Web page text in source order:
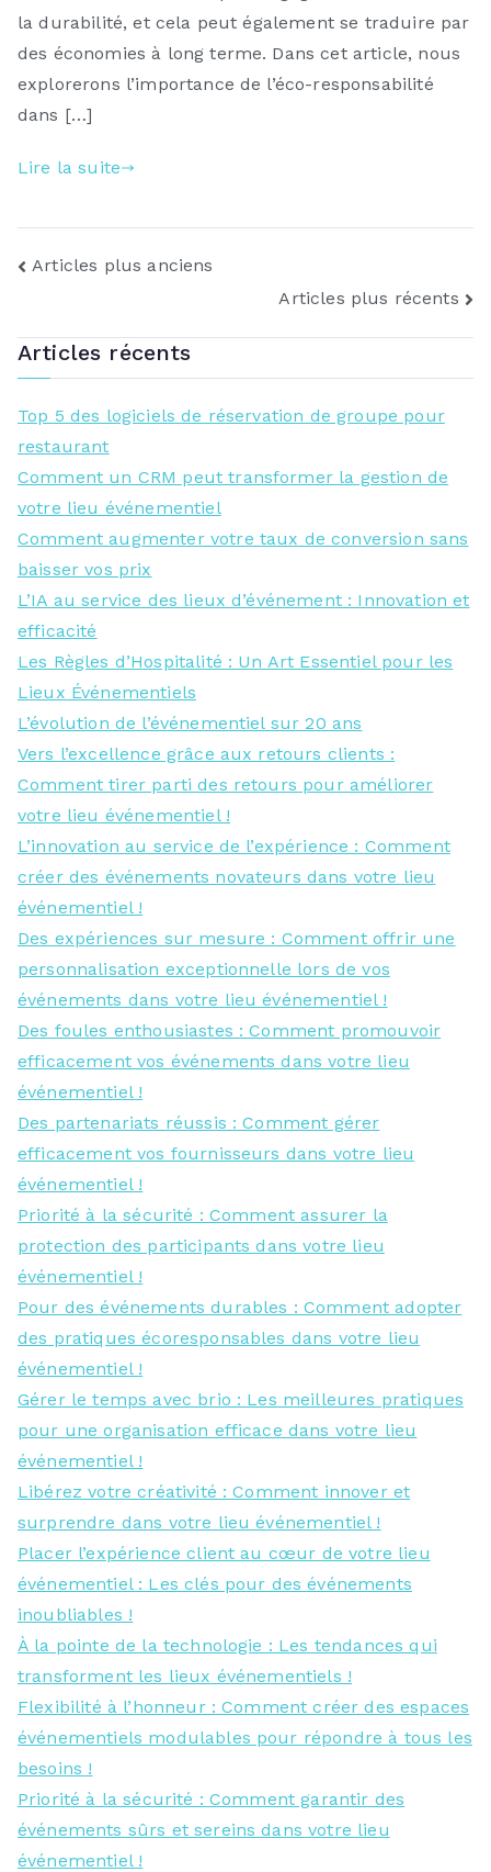
la durabilité, et cela peut également se traduire par
des économies à long terme. Dans cet article, nous
explorerons l’importance de l’éco-responsabilité
dans […]
Lire la suite
Navigation
articles
Articles plus anciens
Articles plus récents
Articles récents
Top 5 des logiciels de réservation de groupe pour
restaurant
Comment un CRM peut transformer la gestion de
votre lieu événementiel
Comment augmenter votre taux de conversion sans
baisser vos prix
L’IA au service des lieux d’événement : Innovation et
efficacité
Les Règles d’Hospitalité : Un Art Essentiel pour les
Lieux Événementiels
L’évolution de l’événementiel sur 20 ans
Vers l’excellence grâce aux retours clients :
Comment tirer parti des retours pour améliorer
votre lieu événementiel !
L’innovation au service de l’expérience : Comment
créer des événements novateurs dans votre lieu
événementiel !
Des expériences sur mesure : Comment offrir une
personnalisation exceptionnelle lors de vos
événements dans votre lieu événementiel !
Des foules enthousiastes : Comment promouvoir
efficacement vos événements dans votre lieu
événementiel !
Des partenariats réussis : Comment gérer
efficacement vos fournisseurs dans votre lieu
événementiel !
Priorité à la sécurité : Comment assurer la
protection des participants dans votre lieu
événementiel !
Pour des événements durables : Comment adopter
des pratiques écoresponsables dans votre lieu
événementiel !
Gérer le temps avec brio : Les meilleures pratiques
pour une organisation efficace dans votre lieu
événementiel !
Libérez votre créativité : Comment innover et
surprendre dans votre lieu événementiel !
Placer l’expérience client au cœur de votre lieu
événementiel : Les clés pour des événements
inoubliables !
À la pointe de la technologie : Les tendances qui
transforment les lieux événementiels !
Flexibilité à l’honneur : Comment créer des espaces
événementiels modulables pour répondre à tous les
besoins !
Priorité à la sécurité : Comment garantir des
événements sûrs et sereins dans votre lieu
événementiel !